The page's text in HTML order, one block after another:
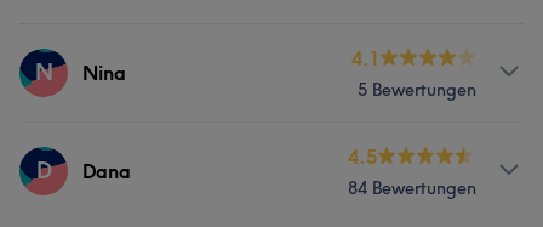
N Nina
4.1
5 Bewertungen
Services
D Dana
4.5
84 Bewertungen